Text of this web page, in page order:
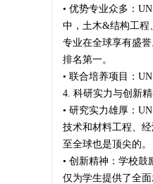
• 优势专业众多：
中，土木&结构工程
专业在全球享有盛
排名第一。
• 联合培养项目：
4. 科研实力与创新
• 研究实力雄厚：
技术和材料工程、
至全球也是顶尖的。
• 创新精神：学校
仅为学生提供了全